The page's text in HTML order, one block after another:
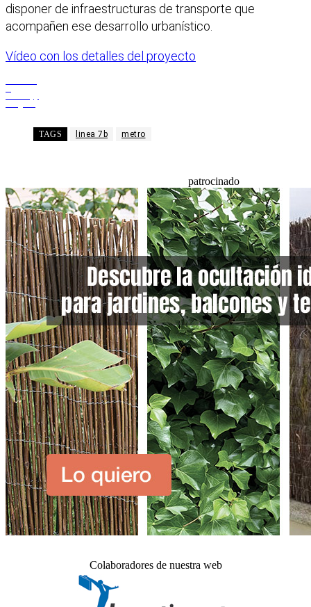
disponer de infraestructuras de transporte que
acompañen ese desarrollo urbanístico.
Vídeo con los detalles del proyecto
TAGS linea 7b metro
patrocinado
Colaboradores de nuestra web